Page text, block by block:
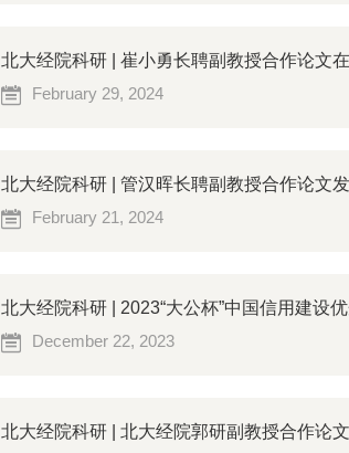
北大经院科研 | 崔小勇长聘副教授合作论文
February 29, 2024
北大经院科研 | 管汉晖长聘副教授合作论文
February 21, 2024
北大经院科研 | 2023“大公杯”中国信用建设
December 22, 2023
北大经院科研 | 北大经院郭研副教授合作论